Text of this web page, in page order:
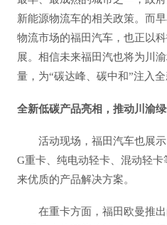
新能源物流车的相关政策。而
物流市场的福田汽车，也正以
展。相信未来福田汽也将为川
量，为“碳达峰、碳中和”注入全
全新低碳产品亮相，推动川渝
活动现场，福田汽车也展示
G重卡、纯电动轻卡、混动轻
来优质的产品解决方案。
在重卡方面，福田欧曼推出